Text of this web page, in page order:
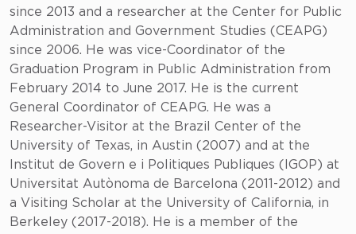
since 2013 and a researcher at the Center for Public
Administration and Government Studies (CEAPG)
since 2006. He was vice-Coordinator of the
Graduation Program in Public Administration from
February 2014 to June 2017. He is the current
General Coordinator of CEAPG. He was a
Researcher-Visitor at the Brazil Center of the
University of Texas, in Austin (2007) and at the
Institut de Govern e i Politiques Publiques (IGOP) at
Universitat Autònoma de Barcelona (2011-2012) and
a Visiting Scholar at the University of California, in
Berkeley (2017-2018). He is a member of the